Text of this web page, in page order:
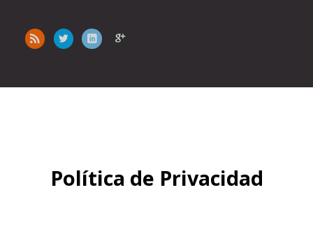
Política de Privacidad